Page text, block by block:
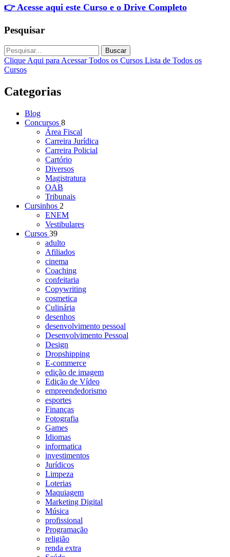
👉 Acesse aqui este Curso e o Drive Completo
Pesquisar
Buscar
Clique Aqui para Acessar Todos os Cursos Lista de Todos os
Cursos
Categorias
Blog
Concursos 8
Área Fiscal
Carreira Jurídica
Carreira Policial
Cartório
Diversos
Magistratura
OAB
Tribunais
Cursinhos 2
ENEM
Vestibulares
Cursos 39
adulto
Afiliados
cinema
Coaching
confeitaria
Copywriting
cosmetica
Culinária
desenhos
desenvolvimento pessoal
Desenvolvimento Pessoal
Design
Dropshipping
E-commerce
edição de imagem
Edição de Vídeo
empreendedorismo
esportes
Finanças
Fotografia
Games
Idiomas
informatica
investimentos
Jurídicos
Limpeza
Loterias
Maquiagem
Marketing Digital
Música
profissional
Programação
religião
renda extra